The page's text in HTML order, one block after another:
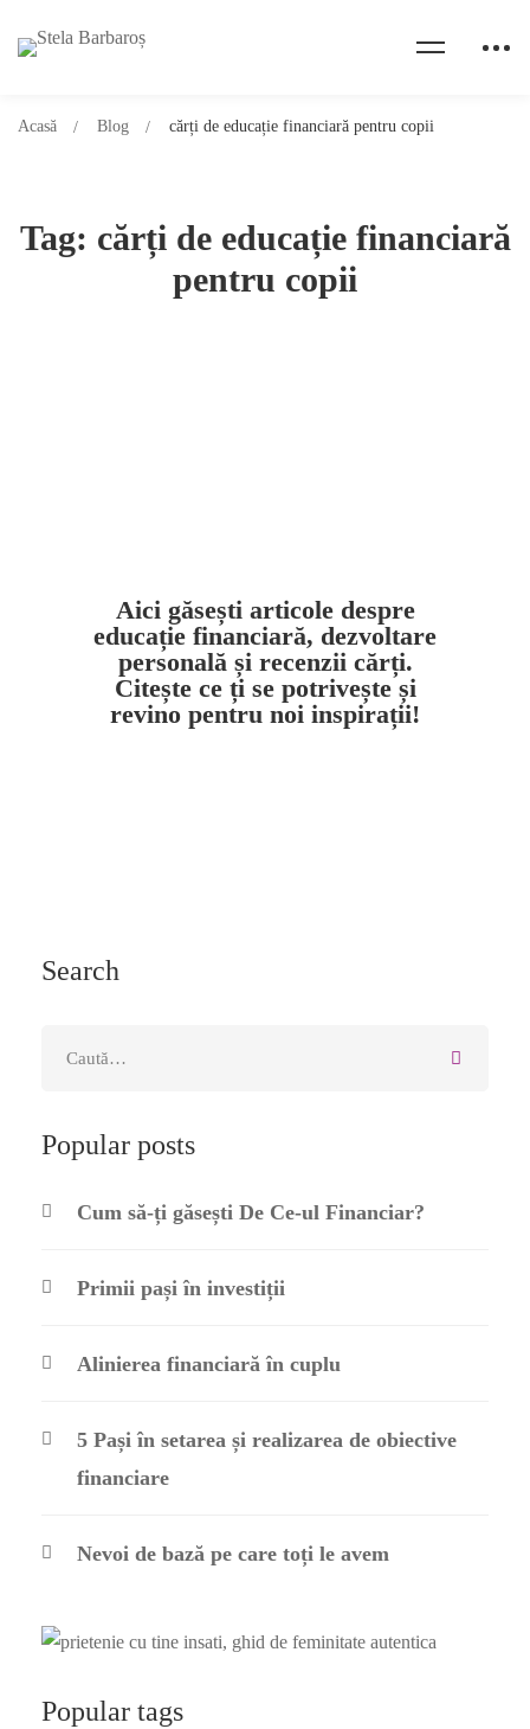
Tag: cărți de educație financiară
pentru copii
Acasă Blog cărți de educație financiară pentru copii
Aici găsești articole despre
educație financiară, dezvoltare
personală și recenzii cărți.
Citește ce ți se potrivește și
revino pentru noi inspirații!
Search
Popular posts
Cum să-ți găsești De Ce-ul Financiar?
Primii pași în investiții
Alinierea financiară în cuplu
5 Pași în setarea și realizarea de obiective
financiare
Nevoi de bază pe care toți le avem
Popular tags